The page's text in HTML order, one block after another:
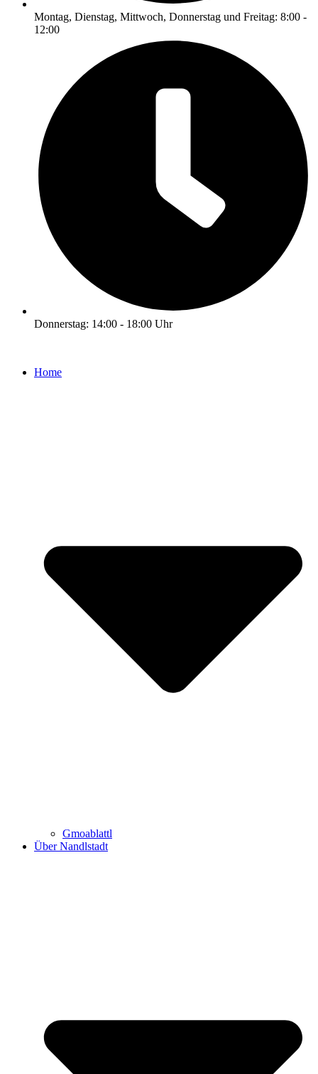
Montag, Dienstag, Mittwoch, Donnerstag und Freitag: 8:00 -
12:00
Donnerstag: 14:00 - 18:00 Uhr
Home
Gmoablattl
Über Nandlstadt